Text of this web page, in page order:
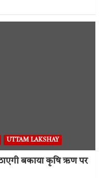
UTTAM LAKSHAY
बकाया कृषि ऋण पर